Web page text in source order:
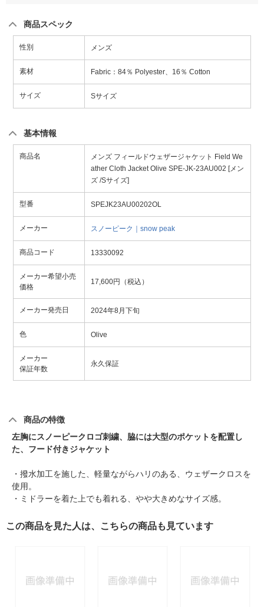
商品スペック
性別 メンズ
素材 Fabric：84％ Polyester、16％ Cotton
サイズ Sサイズ
基本情報
商品名
メンズ フィールドウェザージャケット Field We
ather Cloth Jacket Olive SPE-JK-23AU002 [メン
ズ /Sサイズ]
型番 SPEJK23AU00202OL
メーカー スノーピーク｜snow peak
商品コード 13330092
メーカー希望小売
価格
17,600円（税込）
メーカー発売日 2024年8月下旬
色 Olive
メーカー
保証年数
永久保証
商品の特徴
左胸にスノーピークロゴ刺繍、脇には大型のポケットを配置し
た、フード付きジャケット
・撥水加工を施した、軽量ながらハリのある、ウェザークロスを
使用。
・ミドラーを着た上でも着れる、やや大きめなサイズ感。
この商品を見た人は、こちらの商品も見ています